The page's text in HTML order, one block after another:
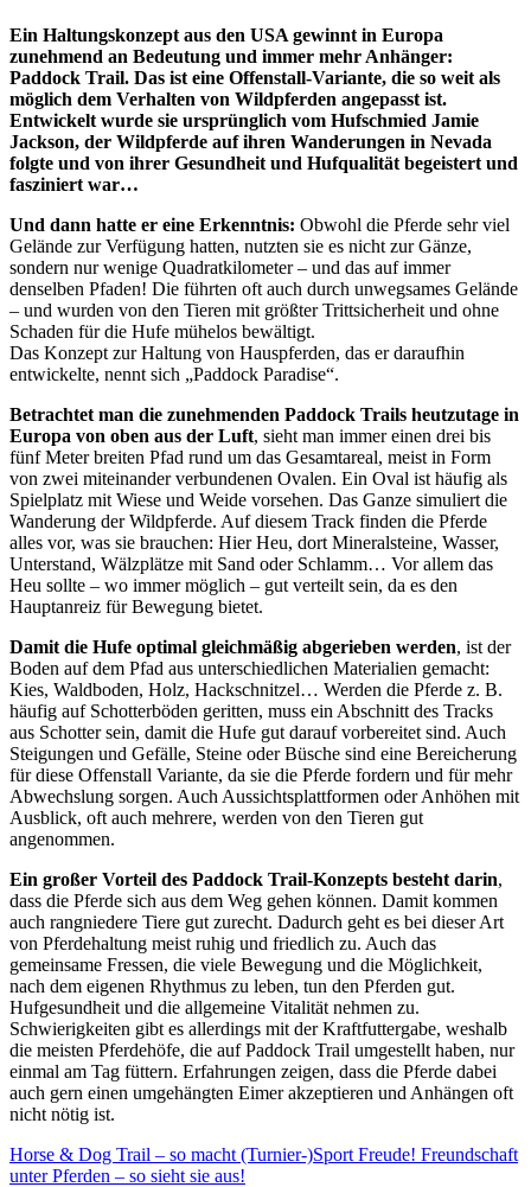
Ein Haltungskonzept aus den USA gewinnt in Europa
zunehmend an Bedeutung und immer mehr Anhänger:
Paddock Trail. Das ist eine Offenstall-Variante, die so weit als
möglich dem Verhalten von Wildpferden angepasst ist.
Entwickelt wurde sie ursprünglich vom Hufschmied Jamie
Jackson, der Wildpferde auf ihren Wanderungen in Nevada
folgte und von ihrer Gesundheit und Hufqualität begeistert und
fasziniert war…
Und dann hatte er eine Erkenntnis: Obwohl die Pferde sehr viel
Gelände zur Verfügung hatten, nutzten sie es nicht zur Gänze,
sondern nur wenige Quadratkilometer – und das auf immer
denselben Pfaden! Die führten oft auch durch unwegsames Gelände
– und wurden von den Tieren mit größter Trittsicherheit und ohne
Schaden für die Hufe mühelos bewältigt.
Das Konzept zur Haltung von Hauspferden, das er daraufhin
entwickelte, nennt sich „Paddock Paradise“.
Betrachtet man die zunehmenden Paddock Trails heutzutage in
Europa von oben aus der Luft, sieht man immer einen drei bis
fünf Meter breiten Pfad rund um das Gesamtareal, meist in Form
von zwei miteinander verbundenen Ovalen. Ein Oval ist häufig als
Spielplatz mit Wiese und Weide vorsehen. Das Ganze simuliert die
Wanderung der Wildpferde. Auf diesem Track finden die Pferde
alles vor, was sie brauchen: Hier Heu, dort Mineralsteine, Wasser,
Unterstand, Wälzplätze mit Sand oder Schlamm… Vor allem das
Heu sollte – wo immer möglich – gut verteilt sein, da es den
Hauptanreiz für Bewegung bietet.
Damit die Hufe optimal gleichmäßig abgerieben werden, ist der
Boden auf dem Pfad aus unterschiedlichen Materialien gemacht:
Kies, Waldboden, Holz, Hackschnitzel… Werden die Pferde z. B.
häufig auf Schotterböden geritten, muss ein Abschnitt des Tracks
aus Schotter sein, damit die Hufe gut darauf vorbereitet sind. Auch
Steigungen und Gefälle, Steine oder Büsche sind eine Bereicherung
für diese Offenstall Variante, da sie die Pferde fordern und für mehr
Abwechslung sorgen. Auch Aussichtsplattformen oder Anhöhen mit
Ausblick, oft auch mehrere, werden von den Tieren gut
angenommen.
Ein großer Vorteil des Paddock Trail-Konzepts besteht darin,
dass die Pferde sich aus dem Weg gehen können. Damit kommen
auch rangniedere Tiere gut zurecht. Dadurch geht es bei dieser Art
von Pferdehaltung meist ruhig und friedlich zu. Auch das
gemeinsame Fressen, die viele Bewegung und die Möglichkeit,
nach dem eigenen Rhythmus zu leben, tun den Pferden gut.
Hufgesundheit und die allgemeine Vitalität nehmen zu.
Schwierigkeiten gibt es allerdings mit der Kraftfuttergabe, weshalb
die meisten Pferdehöfe, die auf Paddock Trail umgestellt haben, nur
einmal am Tag füttern. Erfahrungen zeigen, dass die Pferde dabei
auch gern einen umgehängten Eimer akzeptieren und Anhängen oft
nicht nötig ist.
Horse & Dog Trail – so macht (Turnier-)Sport Freude! Freundschaft
unter Pferden – so sieht sie aus!